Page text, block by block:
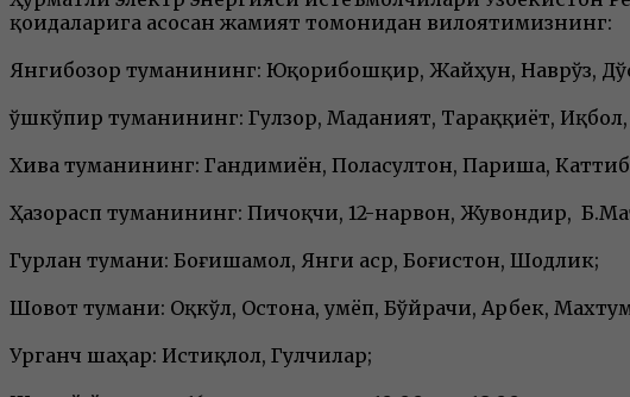
қоидаларига асосан жамият томонидан вилоятимизнинг:
Янгибозор туманининг: Юқорибошқир, Жайҳун, Наврўз,
Қўшкўпир туманининг: Гулзор, Маданият, Тараққиёт,
Хива туманининг: Гандимиён, Поласултон, Париша,
Ҳазорасп туманининг: Пичоқчи, 12-нарвон, Жувондир,
Гурлан тумани: Боғишамол, Янги аср, Боғистон, Шодлик;
Шовот тумани: Оқкўл, Остона, Қумёп, Бўйрачи, Арбек,
Урганч шаҳар: Истиқлол, Гулчилар;